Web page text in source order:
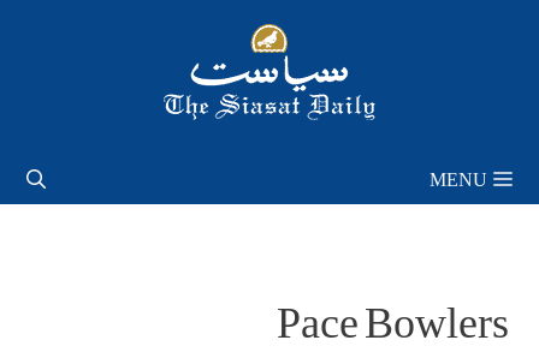
MENU
Pace Bowlers